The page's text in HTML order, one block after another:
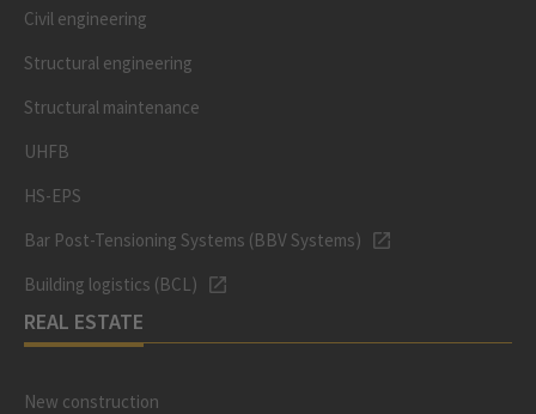
Civil engineering
Structural engineering
Structural maintenance
UHFB
HS-EPS
Bar Post-Tensioning Systems (BBV Systems)
Building logistics (BCL)
REAL ESTATE
New construction